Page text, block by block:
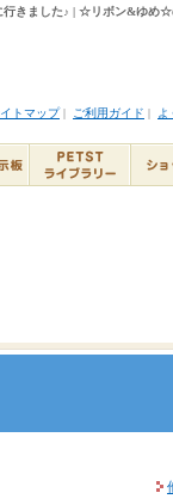
きました♪ | ☆リボン&ゆめ☆
トマップ| ご利用ガイド | よ